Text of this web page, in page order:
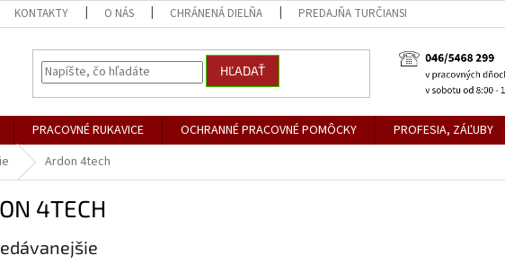
KONTAKTY O NÁS CHRÁNENÁ DIELŇA PREDAJŇA TURČIANSKE TEPLICE
HĽADAŤ
PRACOVNÉ RUKAVICE OCHRANNÉ PRACOVNÉ POMÔCKY PROFESIA, ZÁĽUBY
Ardon 4tech
4TECH